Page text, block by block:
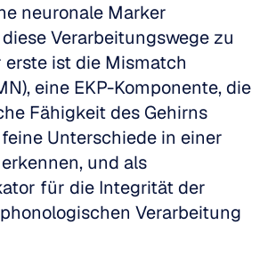
neuronale Marker
Verarbeitungswege zu
erste ist die Mismatch
eine EKP-Komponente, die
Fähigkeit des Gehirns
Unterschiede in einer
und als
für die Integrität der
Verarbeitung